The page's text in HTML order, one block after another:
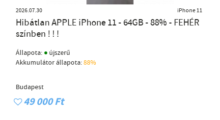
2026.07.30 iPhone 11
Hibátlan APPLE iPhone 11 - 64GB - 88% - FEHÉR
színben ! ! !
Állapota: ● újszerű
Akkumulátor állapota:88%
Budapest
49 000 Ft